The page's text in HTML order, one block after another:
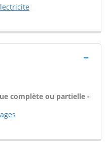
complète ou partielle -